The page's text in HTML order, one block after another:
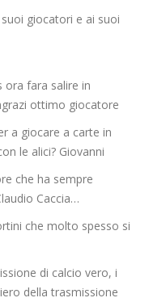
giocatori e ai suoi
ora fara salire in
ottimo giocatore
a giocare a carte in
le alici? Giovanni
che ha sempre
Caccia…
che molto spesso si
di calcio vero, i
della trasmissione